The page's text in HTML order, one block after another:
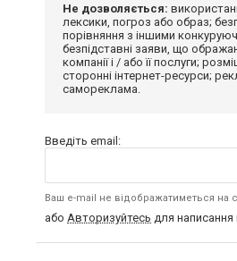
Не дозволяється:
лексики, погроз або образ;
порівняння з іншими
безпідставні заяви, що
компанії і / або її послуги;
сторонні інтернет-ресурси;
самореклама.
Введіть email:
Ваш e-mail не відображатиметься на
або Авторизуйтесь для написання